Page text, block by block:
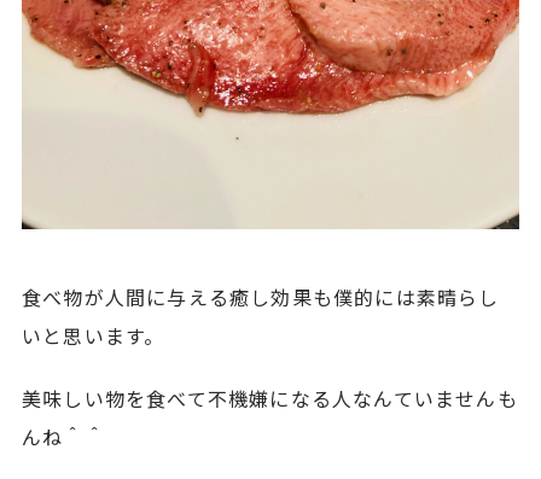
食べ物が人間に与える癒し効果も僕的には素晴らし
いと思います。
美味しい物を食べて不機嫌になる人なんていませんも
んね＾＾